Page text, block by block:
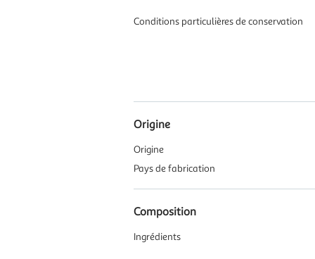
Conditions particulières de conservation
Origine
Origine
Pays de fabrication
Composition
Ingrédients